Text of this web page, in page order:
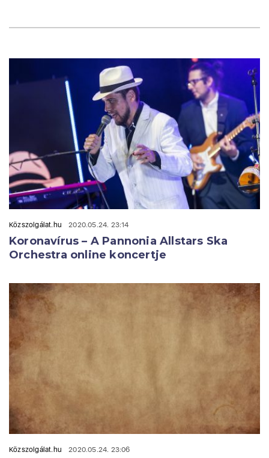
Közszolgálat.hu 2020.05.24. 23:14
Koronavírus – A Pannonia Allstars Ska
Orchestra online koncertje
Közszolgálat.hu 2020.05.24. 23:06